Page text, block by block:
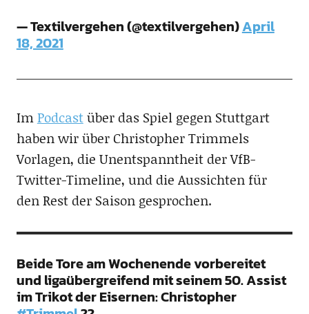
— Textilvergehen (@textilvergehen)April
18, 2021
ImPodcastüber das Spiel gegen Stuttgart
haben wir über Christopher Trimmels
Vorlagen, die Unentspanntheit der VfB-
Twitter-Timeline, und die Aussichten für
den Rest der Saison gesprochen.
Beide Tore am Wochenende vorbereitet
und ligaübergreifend mit seinem 50. Assist
im Trikot der Eisernen: Christopher